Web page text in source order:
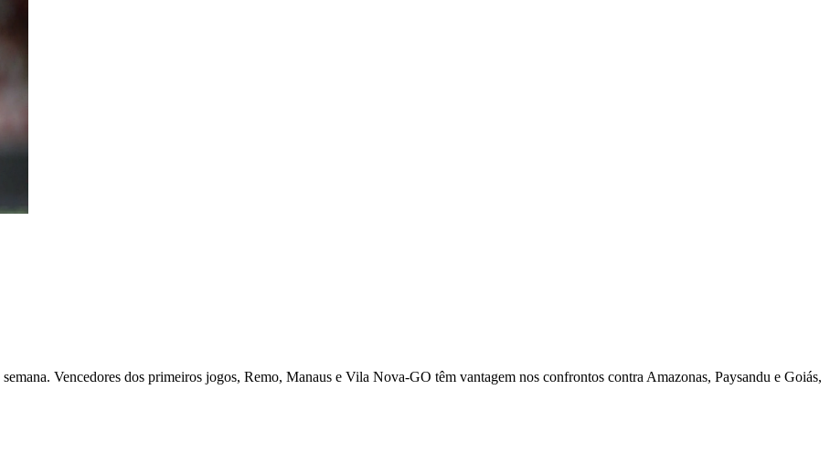
Vencedores dos primeiros jogos, Remo, Manaus e Vila Nova-GO têm vantagem nos confrontos contra Amazonas, Paysandu e Goiás,